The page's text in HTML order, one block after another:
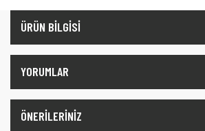
ÜRÜN BİLGİSİ
YORUMLAR
ÖNERİLERİNİZ